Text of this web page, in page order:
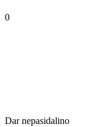
0
Dar nepasidalino